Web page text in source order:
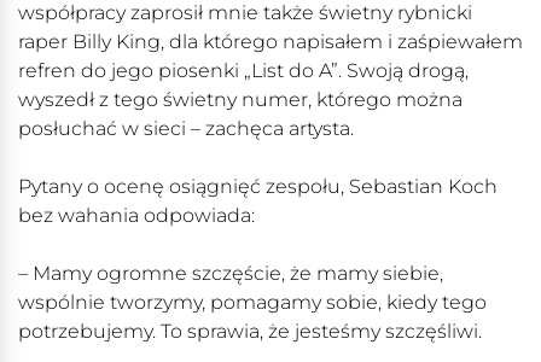
współpracy zaprosił mnie także świetny rybnicki
raper Billy King, dla którego napisałem i zaśpiewałem
refren do jego piosenki „List do A”. Swoją drogą,
wyszedł z tego świetny numer, którego można
posłuchać w sieci – zachęca artysta.
Pytany o ocenę osiągnięć zespołu, Sebastian Koch
bez wahania odpowiada:
– Mamy ogromne szczęście, że mamy siebie,
wspólnie tworzymy, pomagamy sobie, kiedy tego
potrzebujemy. To sprawia, że jesteśmy szczęśliwi.